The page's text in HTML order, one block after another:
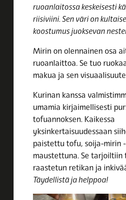
ruoanlaitossa keskeisesti
riisiviini. Sen väri on
koostumus juoksevan
Mirin on olennainen osa
ruoanlaittoa. Se tuo
makua ja sen
Kurinan kanssa
umamia kirjaimellisesti
tofuannoksen. Kaikessa
yksinkertaisuudessaan
paistettu tofu, soija-mirin
maustettuna. Se tarjoiltiin
raastetun retikan ja
Täydellistä ja helppoa!